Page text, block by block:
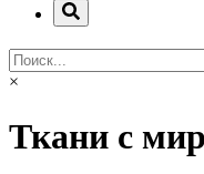
×
Ткани с